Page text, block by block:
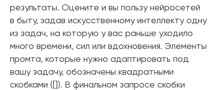
результаты. Оцените и вы пользу нейросетей
в быту, задав искусственному интеллекту одну
из задач, на которую у вас раньше уходило
много времени, сил или вдохновения. Элементы
промта, которые нужно адаптировать под
вашу задачу, обозначены квадратными
скобками ([]). В финальном запросе скобки